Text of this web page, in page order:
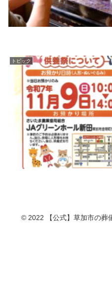
トピック
© 2022 【公式】草加市の葬